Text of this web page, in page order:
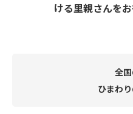
ける里親さんをお
全
ひまわ